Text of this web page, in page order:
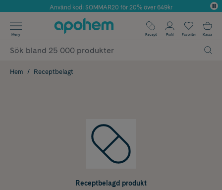
Årets Butik 2025 inom Skönhet
Använd kod: SOMMAR20 för 20% över 649kr
✓ Fri frakt
✓ Poäng på alla köp*
Meny Recept Profil Favoriter Kassa
Hem Receptbelagt
Receptbelagd produkt